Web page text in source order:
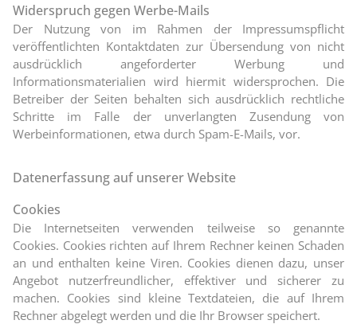
Widerspruch gegen Werbe-Mails
Der Nutzung von im Rahmen der Impressumspflicht
veröffentlichten Kontaktdaten zur Übersendung von nicht
ausdrücklich angeforderter Werbung und
Informationsmaterialien wird hiermit widersprochen. Die
Betreiber der Seiten behalten sich ausdrücklich rechtliche
Schritte im Falle der unverlangten Zusendung von
Werbeinformationen, etwa durch Spam-E-Mails, vor.
Datenerfassung auf unserer Website
Cookies
Die Internetseiten verwenden teilweise so genannte
Cookies. Cookies richten auf Ihrem Rechner keinen Schaden
an und enthalten keine Viren. Cookies dienen dazu, unser
Angebot nutzerfreundlicher, effektiver und sicherer zu
machen. Cookies sind kleine Textdateien, die auf Ihrem
Rechner abgelegt werden und die Ihr Browser speichert.